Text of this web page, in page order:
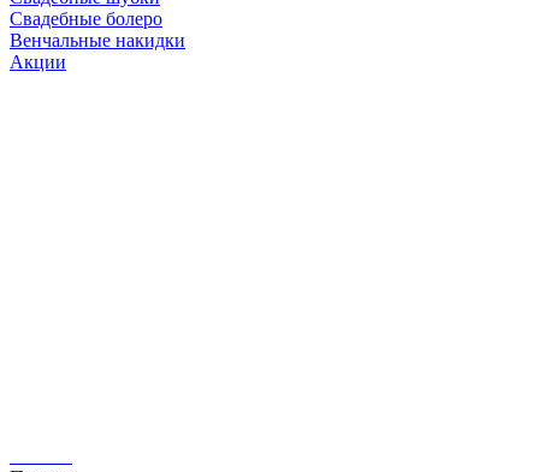
Свадебные болеро
Венчальные накидки
Акции